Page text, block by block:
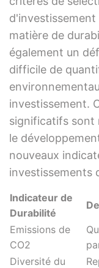
matière de
également un
difficile de
investissement.
significatifs sont
le
nouveaux
investissements
Indicateur de
Durabilité
Emissions de
CO2
Diversité du